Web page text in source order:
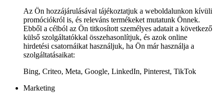
Az Ön hozzájárulásával tájékoztatjuk a weboldalunkon kívüli
promóciókról is, és releváns termékeket mutatunk Önnek.
Ebből a célból az Ön titkosított személyes adatait a következő
külső szolgáltatókkal összehasonlítjuk, és azok online
hirdetési csatornáikat használjuk, ha Ön már használja a
szolgáltatásaikat:
Bing, Criteo, Meta, Google, LinkedIn, Pinterest, TikTok
Marketing